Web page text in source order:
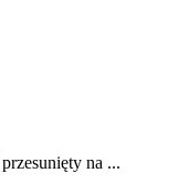
na ...